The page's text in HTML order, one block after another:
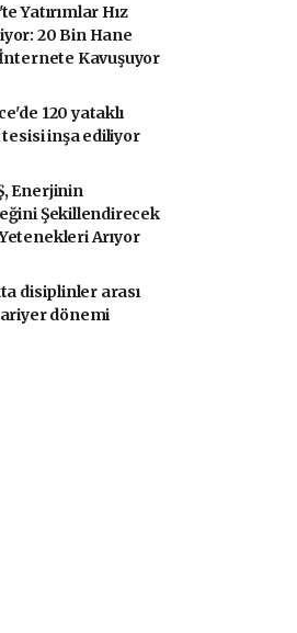
Yatırımlar Hız
20 Bin Hane
Kavuşuyor
120 yataklı
tesisi inşa ediliyor
Enerjinin
Şekillendirecek
Arıyor
disiplinler arası
dönemi